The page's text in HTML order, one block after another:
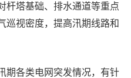
杆塔基础、排水通道等重点
巡视密度，提高汛期线路和
期各类电网突发情况，有针